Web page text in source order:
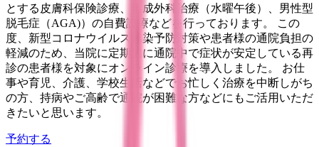
とする皮膚科保険診療、形成外科治療（水曜午後）、男性型
脱毛症（AGA)）の自費診療などを行っております。 この
度、新型コロナウイルス感染予防対策や患者様の通院負担の
軽減のため、当院に定期的に通院中で症状が安定している再
診の患者様を対象にオンライン診療を導入しました。 お仕
事や育児、介護、学校生活などでお忙しく治療を中断しがち
の方、持病やご高齢で通院が困難な方などにもご活用いただ
きたいと思います。
予約する